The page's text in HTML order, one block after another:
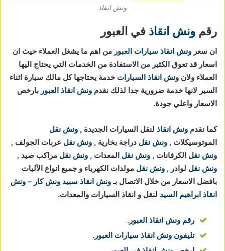
ونش انقاذ
رقم ونش انقاذ في العبور
ان سعر ونش انقاذ سيارات العبور من اهم ما يشغل العملاء حيث ان
اسعار قد تعوق الكثير من الاستفادة من الخدمات التي يحتاج اليها
العملاء ولان ونش انقاذ السيارات خدمة يحتاجها كل مالك سيارة اثناء
السير لانها خدمة ضرورية جدا لذلك نقدم ونش انقاذ العبور بارخص
الاسعار واعلي جودة.
كما نقدم ونش انقاذ لنقل السيارات الجديدة , ونش نقل
الموتوسيكلات , ونش نقل دراجة بخارية , ونش نقل عربات الجولف ,
ونش نقل الكرفانات , ونش نقل المعدات , ونش نقل مراكب صيد ,
ونش نقل لوادر , ونش نقل مولدات الكهرباء و جميع انواع الآليات
بافضل الاسعار من خلال الاتصال بـونش انقاذ سبيد ونش كار – ونش
انقاذ ابراهيم السيد لنقل و انقاذ السيارات والمعدات.
رقم ونش انقاذ العبور .
تليفون ونش انقاذ سيارات العبور .